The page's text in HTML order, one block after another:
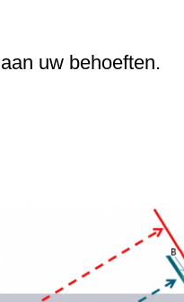
uw behoeften.